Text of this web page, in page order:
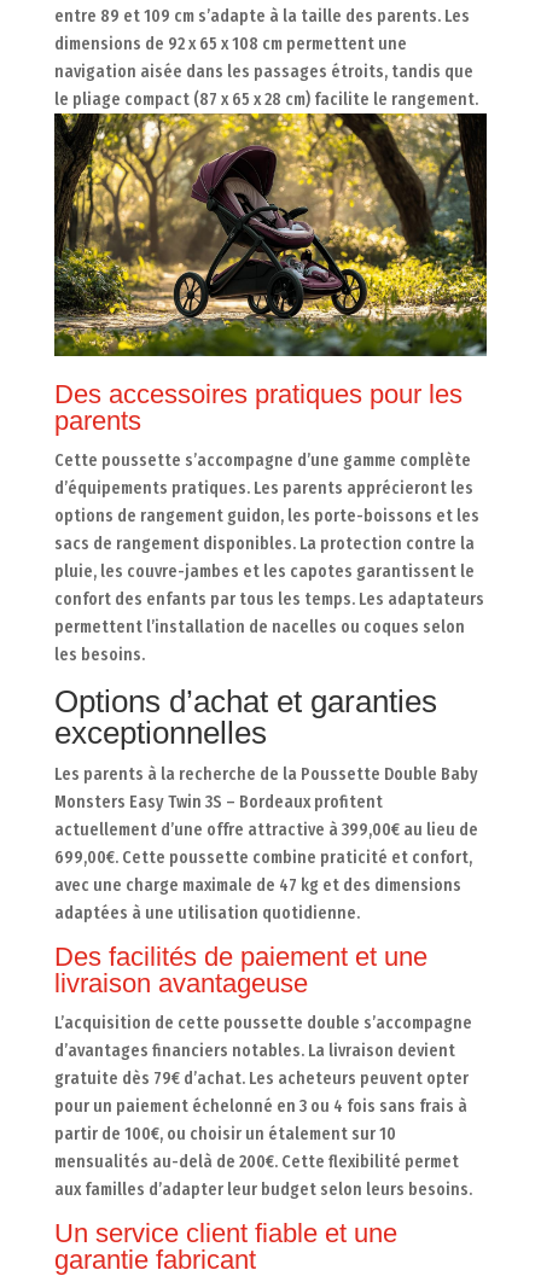
entre 89 et 109 cm s’adapte à la taille des parents. Les
dimensions de 92 x 65 x 108 cm permettent une
navigation aisée dans les passages étroits, tandis que
le pliage compact (87 x 65 x 28 cm) facilite le rangement.
Des accessoires pratiques pour les
parents
Cette poussette s’accompagne d’une gamme complète
d’équipements pratiques. Les parents apprécieront les
options de rangement guidon, les porte-boissons et les
sacs de rangement disponibles. La protection contre la
pluie, les couvre-jambes et les capotes garantissent le
confort des enfants par tous les temps. Les adaptateurs
permettent l’installation de nacelles ou coques selon
les besoins.
Options d’achat et garanties
exceptionnelles
Les parents à la recherche de la Poussette Double Baby
Monsters Easy Twin 3S – Bordeaux profitent
actuellement d’une offre attractive à 399,00€ au lieu de
699,00€. Cette poussette combine praticité et confort,
avec une charge maximale de 47 kg et des dimensions
adaptées à une utilisation quotidienne.
Des facilités de paiement et une
livraison avantageuse
L’acquisition de cette poussette double s’accompagne
d’avantages financiers notables. La livraison devient
gratuite dès 79€ d’achat. Les acheteurs peuvent opter
pour un paiement échelonné en 3 ou 4 fois sans frais à
partir de 100€, ou choisir un étalement sur 10
mensualités au-delà de 200€. Cette flexibilité permet
aux familles d’adapter leur budget selon leurs besoins.
Un service client fiable et une
garantie fabricant